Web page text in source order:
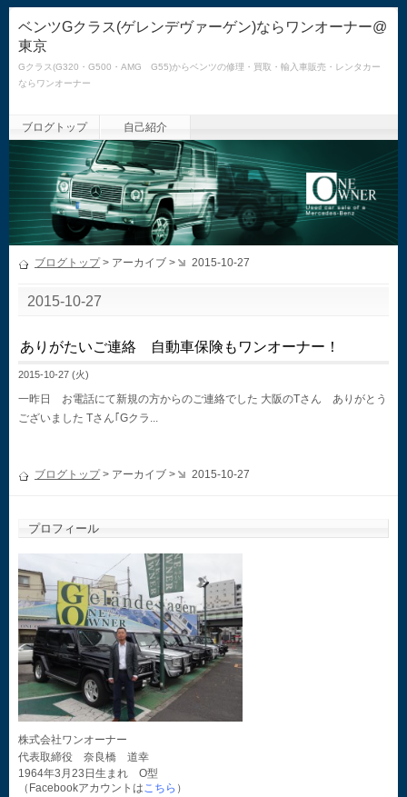
ベンツGクラス(ゲレンデヴァーゲン)ならワンオーナー@
東京
Gクラス(G320・G500・AMG G55)からベンツの修理・買取・輸入車販売・レンタカー
ならワンオーナー
ブログトップ 自己紹介
ブログトップ> アーカイブ > 2015-10-27
2015-10-27
ありがたいご連絡 自動車保険もワンオーナー！
2015-10-27 (火)
一昨日 お電話にて新規の方からのご連絡でした 大阪のTさん ありがとう
ございました Tさん｢Gクラ...
ブログトップ> アーカイブ > 2015-10-27
プロフィール
株式会社ワンオーナー
代表取締役 奈良橋 道幸
1964年3月23日生まれ O型
（Facebookアカウントはこちら ）